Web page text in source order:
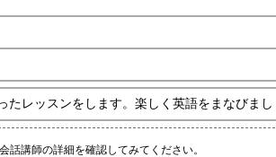
たレッスンをします。楽しく英語をまなびま
話講師の詳細を確認してみてください。